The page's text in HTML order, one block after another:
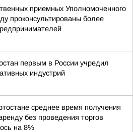
приемных Уполномоченного
проконсультированы более
первым в России учредил
индустрий
среднее время получения
без проведения торгов
на 8%